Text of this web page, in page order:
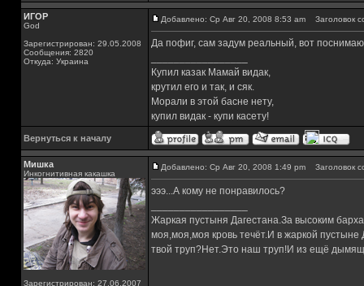
ИГОР
God
Зарегистрирован: 29.05.2008
Сообщения: 2820
Откуда: Украина
Добавлено: Ср Авг 20, 2008 8:53 am Заголовок
Да пофиг, сам задум реальный, вот
Купил казак Мамай видак,
крутил его и так, и сяк.
Морали в этой басне нету,
купил видак - купи касету!
Вернуться к началу
Мишка
Инкогнитивная какашка
Зарегистрирован: 27.06.2007
Добавлено: Ср Авг 20, 2008 1:49 pm Заголовок
эээ...А кому не понравилось?
Жаркая пустыня Дагестана.За высоким
моя,моя,моя кровь течёт.И в жаркой
твой труп?Нет.Это наш труп!И из ещё